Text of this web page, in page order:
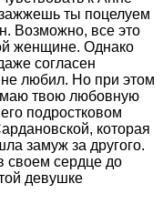
ты поцелуем
Возможно, все это
женщине. Однако
согласен
не любил. Но при этом
твою любовную
подростковом
которая
замуж за другого.
своем сердце до
девушке